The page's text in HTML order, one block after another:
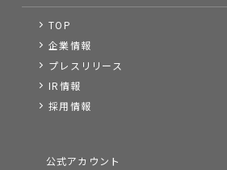
TOP
企業情報
プレスリリース
IR情報
採用情報
公式アカウント